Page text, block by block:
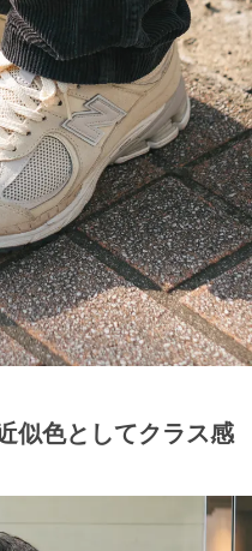
似色としてクラス感